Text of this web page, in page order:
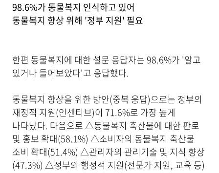
98.6%가 동물복지 인식하고 있어
동물복지 향상 위해 '정부 지원' 필요
한편 동물복지에 대한 설문 응답자는 98.6%가 '알고
있거나 들어보았다'고 응답했다.
동물복지 향상을 위한 방안(중복 응답)으로는 정부의
재정적 지원(인센티브)이 71.6%로 가장 높게
나타났다. 다음으로 △동물복지 축산물에 대한 판로
및 홍보 확대(58.1%) △소비자의 동물복지 축산물
소비 확대(51.4%) △관리자의 관리기술 및 지식 향상
(47.3%) △정부의 행정적 지원(전문가 지원, 교육 등)